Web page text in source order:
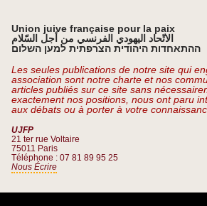
Union juive française pour la paix
الاتّحاد اليهودي الفرنسي من أجل السّلام
ההתאחדות היהודית הצרפתית למען השלום
Les seules publications de notre site qui
association sont notre charte et nos
articles publiés sur ce site sans
exactement nos positions, nous ont paru
aux débats ou à porter à votre
UJFP
21 ter rue Voltaire
75011 Paris
Téléphone : 07 81 89 95 25
Nous Écrire